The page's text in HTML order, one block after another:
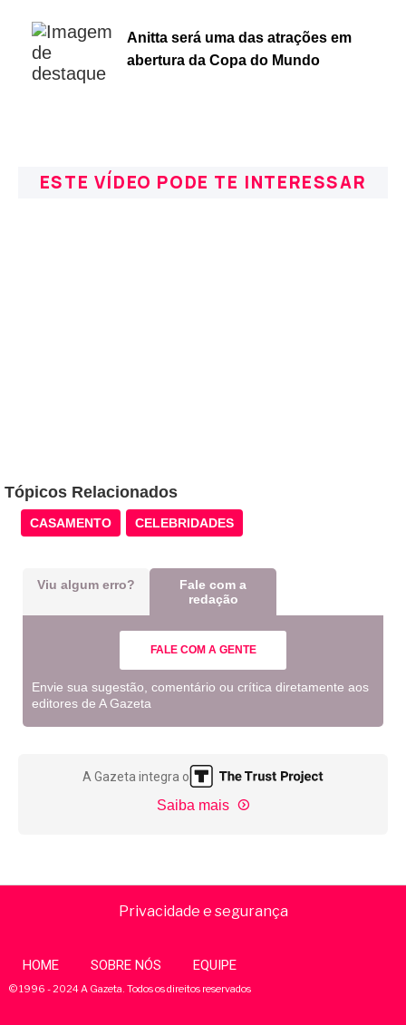
Anitta será uma das atrações em
abertura da Copa do Mundo
ESTE VÍDEO PODE TE INTERESSAR
Tópicos Relacionados
CASAMENTO CELEBRIDADES
Viu algum erro?
Fale com a
redação
FALE COM A GENTE
Envie sua sugestão, comentário ou crítica diretamente aos
editores de A Gazeta
A Gazeta integra o
Saiba mais
Privacidade e segurança
HOME SOBRE NÓS EQUIPE
© 1996 - 2024 A Gazeta. Todos os direitos reservados